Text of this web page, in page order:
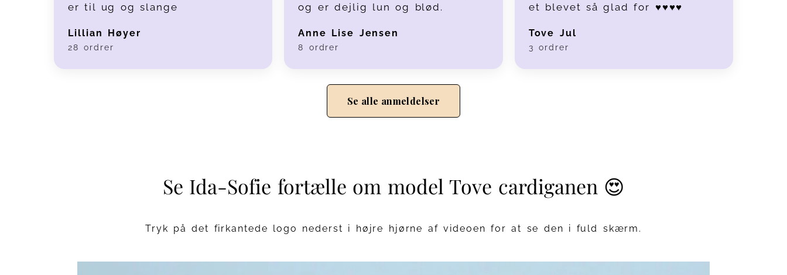
er til ug og slange
Lillian Høyer
28 ordrer
og er dejlig lun og blød.
Anne Lise Jensen
8 ordrer
et blevet så glad for ♥️♥️♥️♥️
Tove Jul
3 ordrer
Se alle anmeldelser
Se Ida-Sofie fortælle om model Tove cardiganen 😍
Tryk på det firkantede logo nederst i højre hjørne af videoen for at se den i fuld skærm.